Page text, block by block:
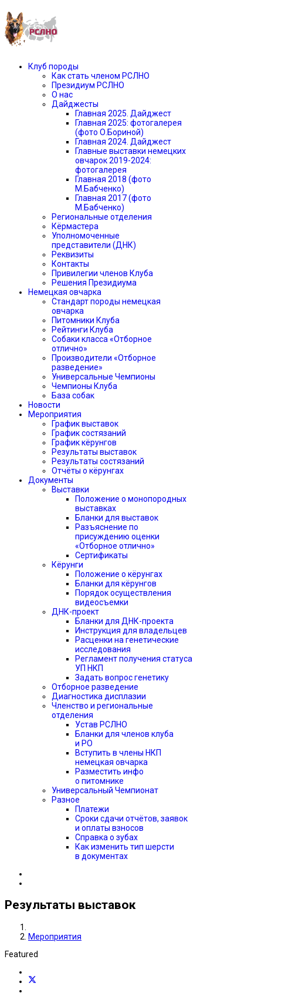
Клуб породы
Как стать членом РСЛНО
Президиум РСЛНО
О нас
Дайджесты
Главная 2025. Дайджест
Главная 2025: фотогалерея
(фото О.Бориной)
Главная 2024. Дайджест
Главные выставки немецких
овчарок 2019-2024:
фотогалерея
Главная 2018 (фото
М.Бабченко)
Главная 2017 (фото
М.Бабченко)
Региональные отделения
Кёрмастера
Уполномоченные
представители (ДНК)
Реквизиты
Контакты
Привилегии членов Клуба
Решения Президиума
Немецкая овчарка
Стандарт породы немецкая
овчарка
Питомники Клуба
Рейтинги Клуба
Собаки класса «Отборное
отлично»
Производители «Отборное
разведение»
Универсальные Чемпионы
Чемпионы Клуба
База собак
Новости
Мероприятия
График выставок
График состязаний
График кёрунгов
Результаты выставок
Результаты состязаний
Отчёты о кёрунгах
Документы
Выставки
Положение о монопородных
выставках
Бланки для выставок
Разъяснение по
присуждению оценки
«Отборное отлично»
Сертификаты
Кёрунги
Положение о кёрунгах
Бланки для кёрунгов
Порядок осуществления
видеосъемки
ДНК-проект
Бланки для ДНК-проекта
Инструкция для владельцев
Расценки на генетические
исследования
Регламент получения статуса
УП НКП
Задать вопрос генетику
Отборное разведение
Диагностика дисплазии
Членство и региональные
отделения
Устав РСЛНО
Бланки для членов клуба
и РО
Вступить в члены НКП
немецкая овчарка
Разместить инфо
о питомнике
Универсальный Чемпионат
Разное
Платежи
Сроки сдачи отчётов, заявок
и оплаты взносов
Справка о зубах
Как изменить тип шерсти
в документах
Результаты выставок
Мероприятия
Featured